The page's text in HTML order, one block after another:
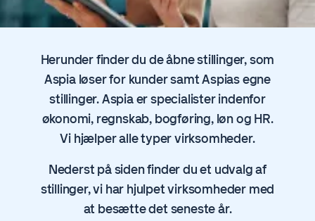
Herunder finder du de åbne stillinger, som
Aspia løser for kunder samt Aspias egne
stillinger. Aspia er specialister indenfor
økonomi, regnskab, bogføring, løn og HR.
Vi hjælper alle typer virksomheder.
Nederst på siden finder du et udvalg af
stillinger, vi har hjulpet virksomheder med
at besætte det seneste år.